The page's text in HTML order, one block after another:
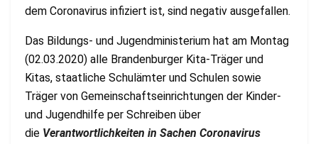
dem Coronavirus infiziert ist, sind negativ ausgefallen.
Das Bildungs- und Jugendministerium hat am Montag
(02.03.2020) alle Brandenburger Kita-Träger und
Kitas, staatliche Schulämter und Schulen sowie
Träger von Gemeinschaftseinrichtungen der Kinder-
und Jugendhilfe per Schreiben über
die Verantwortlichkeiten in Sachen Coronavirus